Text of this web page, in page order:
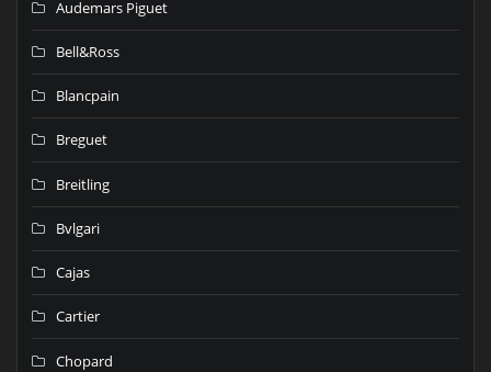
Audemars Piguet
Bell&Ross
Blancpain
Breguet
Breitling
Bvlgari
Cajas
Cartier
Chopard